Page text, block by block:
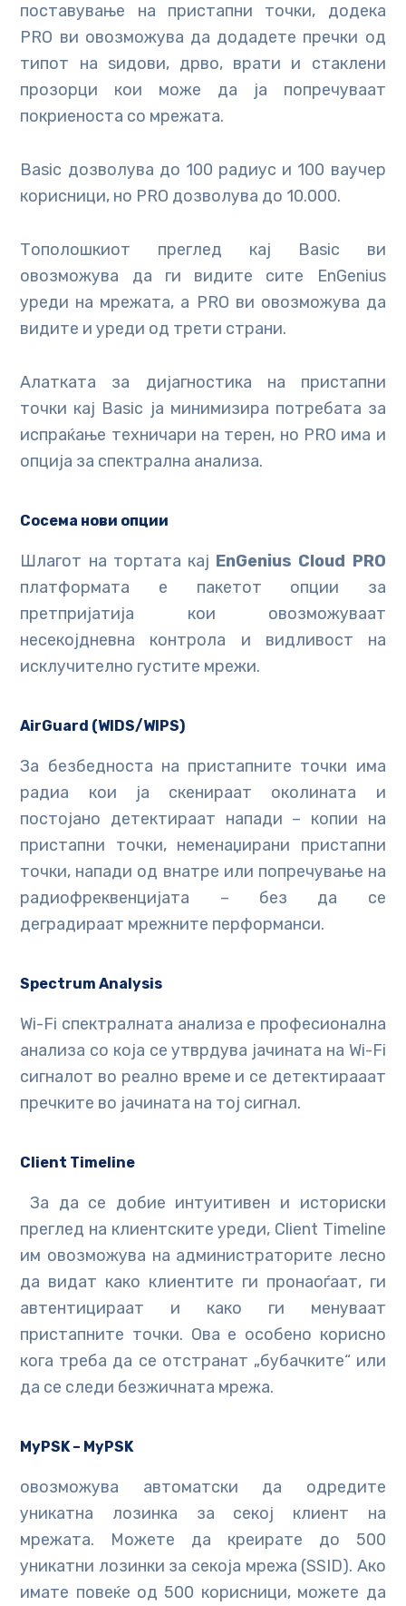
поставување на пристапни точки, додека
PRO ви овозможува да додадете пречки од
типот на ѕидови, дрво, врати и стаклени
прозорци кои може да ја попречуваат
покриеноста со мрежата.
Basic дозволува до 100 радиус и 100 ваучер
корисници, но PRO дозволува до 10.000.
Тополошкиот преглед кај Basic ви
овозможува да ги видите сите EnGenius
уреди на мрежата, а PRO ви овозможува да
видите и уреди од трети страни.
Алатката за дијагностика на пристапни
точки кај Basic ја минимизира потребата за
испраќање техничари на терен, но PRO има и
опција за спектрална анализа.
Сосема нови опции
Шлагот на тортата кај EnGenius Cloud PRO
платформата е пакетот опции за
претпријатија кои овозможуваат
несекојдневна контрола и видливост на
исклучително густите мрежи.
AirGuard (WIDS/WIPS)
За безбедноста на пристапните точки има
радиа кои ја скенираат околината и
постојано детектираат напади – копии на
пристапни точки, неменаџирани пристапни
точки, напади од внатре или попречување на
радиофреквенцијата – без да се
деградираат мрежните перформанси.
Spectrum Analysis
Wi-Fi спектралната анализа е професионална
анализа со која се утврдува јачината на Wi-Fi
сигналот во реално време и се детектирааат
пречките во јачината на тој сигнал.
Client Timeline
За да се добие интуитивен и историски
преглед на клиентските уреди, Client Timeline
им овозможува на администраторите лесно
да видат како клиентите ги пронаоѓаат, ги
автентицираат и како ги менуваат
пристапните точки. Ова е особено корисно
кога треба да се отстранат „бубачките“ или
да се следи безжичната мрежа.
MyPSK – MyPSK
овозможува автоматски да одредите
уникатна лозинка за секој клиент на
мрежата. Можете да креирате до 500
уникатни лозинки за секоја мрежа (SSID). Ако
имате повеќе од 500 корисници, можете да